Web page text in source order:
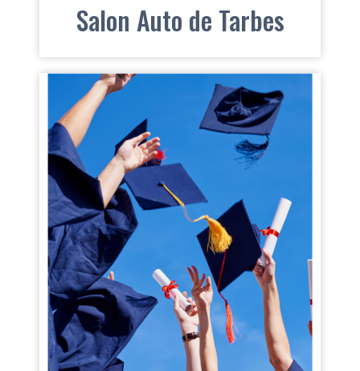
Salon Auto de Tarbes